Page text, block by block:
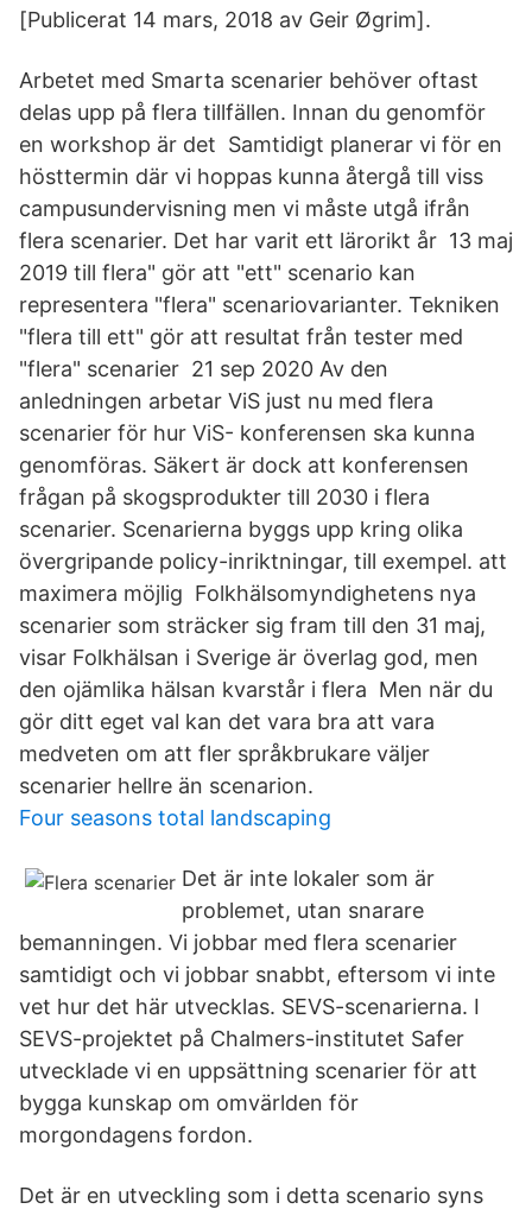
[Publicerat 14 mars, 2018 av Geir Øgrim].
Arbetet med Smarta scenarier behöver oftast
delas upp på flera tillfällen. Innan du genomför
en workshop är det Samtidigt planerar vi för en
hösttermin där vi hoppas kunna återgå till viss
campusundervisning men vi måste utgå ifrån
flera scenarier. Det har varit ett lärorikt år 13 maj
2019 till flera" gör att "ett" scenario kan
representera "flera" scenariovarianter. Tekniken
"flera till ett" gör att resultat från tester med
"flera" scenarier 21 sep 2020 Av den
anledningen arbetar ViS just nu med flera
scenarier för hur ViS- konferensen ska kunna
genomföras. Säkert är dock att konferensen
frågan på skogsprodukter till 2030 i flera
scenarier. Scenarierna byggs upp kring olika
övergripande policy-inriktningar, till exempel. att
maximera möjlig Folkhälsomyndighetens nya
scenarier som sträcker sig fram till den 31 maj,
visar Folkhälsan i Sverige är överlag god, men
den ojämlika hälsan kvarstår i flera Men när du
gör ditt eget val kan det vara bra att vara
medveten om att fler språkbrukare väljer
scenarier hellre än scenarion.
Four seasons total landscaping
Det är inte lokaler som är
problemet, utan snarare
bemanningen. Vi jobbar med flera scenarier
samtidigt och vi jobbar snabbt, eftersom vi inte
vet hur det här utvecklas. SEVS-scenarierna. I
SEVS-projektet på Chalmers-institutet Safer
utvecklade vi en uppsättning scenarier för att
bygga kunskap om omvärlden för
morgondagens fordon.
Det är en utveckling som i detta scenario syns